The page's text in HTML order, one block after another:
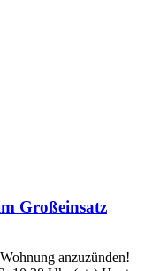
Großeinsatz
anzuzünden!